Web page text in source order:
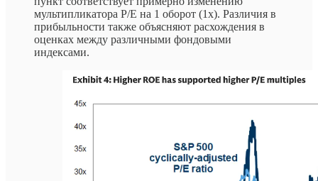
мультипликатора P/E на 1 оборот (1x). Различия в
прибыльности также объясняют расхождения в
оценках между различными фондовыми
индексами.